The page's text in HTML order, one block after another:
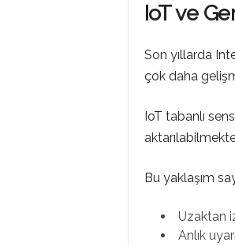
IoT ve
Son yıllarda
çok daha
IoT tabanlı
Bu yaklaşım
Uzaktan
Anlık